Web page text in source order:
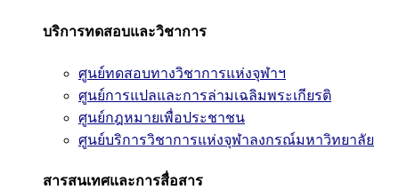
บริการทดสอบและวิชาการ
ศูนย์ทดสอบทางวิชาการแห่งจุฬาฯ
ศูนย์การแปลและการล่ามเฉลิมพระเกียรติ
ศูนย์กฎหมายเพื่อประชาชน
ศูนย์บริการวิชาการแห่งจุฬาลงกรณ์มหาวิทยาลัย
สารสนเทศและการสื่อสาร